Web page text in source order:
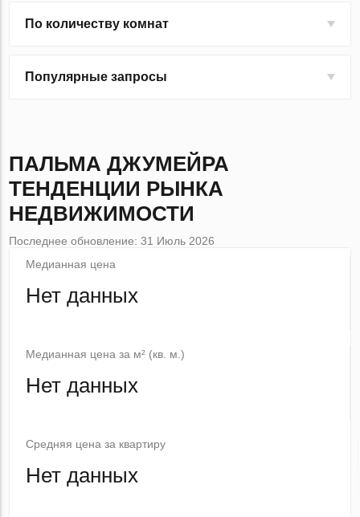
По количеству комнат
Популярные запросы
ПАЛЬМА ДЖУМЕЙРА
ТЕНДЕНЦИИ РЫНКА
НЕДВИЖИМОСТИ
Последнее обновление: 31 Июль 2026
Медианная цена
Нет данных
Медианная цена за м² (кв. м.)
Нет данных
Средняя цена за квартиру
Нет данных